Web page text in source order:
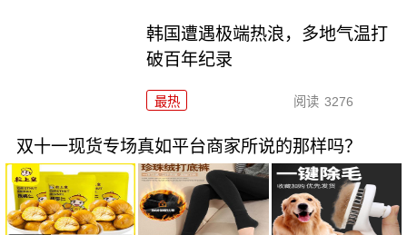
韩国遭遇极端热浪，多地气温打
破百年纪录
最热 阅读 3276
双十一现货专场真如平台商家所说的那样吗？